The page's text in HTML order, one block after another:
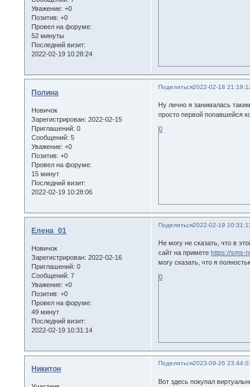
Уважение: +0
Позитив: +0
Провел на форуме:
52 минуты
Последний визит:
2022-02-19 10:28:24
Поделиться2022-02-18
Полина
Новичок
Зарегистрирован: 2022-02-15
Приглашений: 0
Сообщений: 5
Уважение: +0
Позитив: +0
Провел на форуме:
15 минут
Последний визит:
2022-02-19 10:28:06
Ну лично я занималась
просто первой попавшейся
0
Поделиться2022-02-19
Елена_01
Новичок
Зарегистрирован: 2022-02-16
Приглашений: 0
Сообщений: 7
Уважение: +0
Позитив: +0
Провел на форуме:
49 минут
Последний визит:
2022-02-19 10:31:14
Не могу не сказать, что в
сайт на примете https://sms-
могу сказать, что я
0
Поделиться2023-09-26
Никитон
Вот здесь покупал